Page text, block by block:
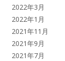
2022年3月
2022年1月
2021年11月
2021年9月
2021年7月